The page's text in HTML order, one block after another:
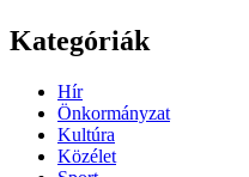
Kategóriák
Hír
Önkormányzat
Kultúra
Közélet